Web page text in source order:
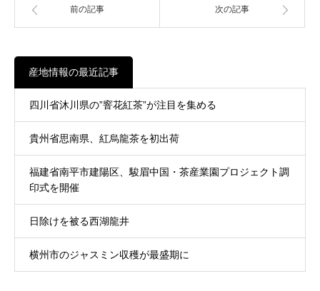
前の記事 次の記事
産地情報の最近記事
四川省沐川県の”窨花紅茶”が注目を集める
貴州省思南県、紅烏龍茶を初出荷
福建省南平市建陽区、駿眉中国・茶産業園プロジェクト調
印式を開催
日除けを被る西湖龍井
横州市のジャスミン収穫が最盛期に